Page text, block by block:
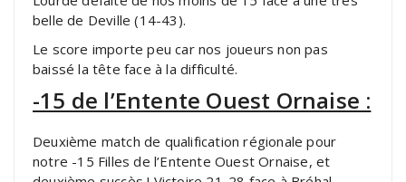
belle de Deville (14-43).
Le score importe peu car nos joueurs non pas
baissé la tête face à la difficulté.
-15 de l’Entente Ouest Ornaise :
Deuxième match de qualification régionale pour
notre -15 Filles de l’Entente Ouest Ornaise, et